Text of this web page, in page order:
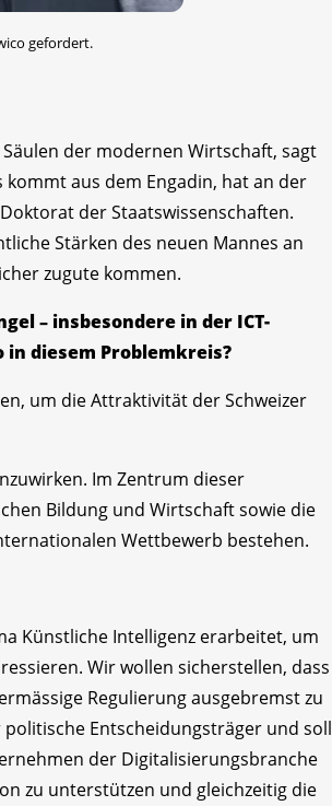
gefordert.
der modernen Wirtschaft, sagt
kommt aus dem Engadin, hat an der
der Staatswissenschaften.
Stärken des neuen Mannes an
zugute kommen.
– insbesondere in der ICT-
in diesem Problemkreis?
um die Attraktivität der Schweizer
Im Zentrum dieser
Bildung und Wirtschaft sowie die
Wettbewerb bestehen.
Künstliche Intelligenz erarbeitet, um
Wir wollen sicherstellen, dass
Regulierung ausgebremst zu
Entscheidungsträger und soll
der Digitalisierungsbranche
zu unterstützen und gleichzeitig die